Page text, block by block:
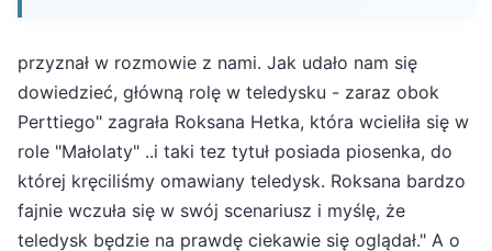
przyznał w rozmowie z nami. Jak udało nam się
dowiedzieć, główną rolę w teledysku - zaraz obok
Perttiego" zagrała Roksana Hetka, która wcieliła się w
role "Małolaty" ..i taki tez tytuł posiada piosenka, do
której kręciliśmy omawiany teledysk. Roksana bardzo
fajnie wczuła się w swój scenariusz i myślę, że
teledysk będzie na prawdę ciekawie się oglądał." A o